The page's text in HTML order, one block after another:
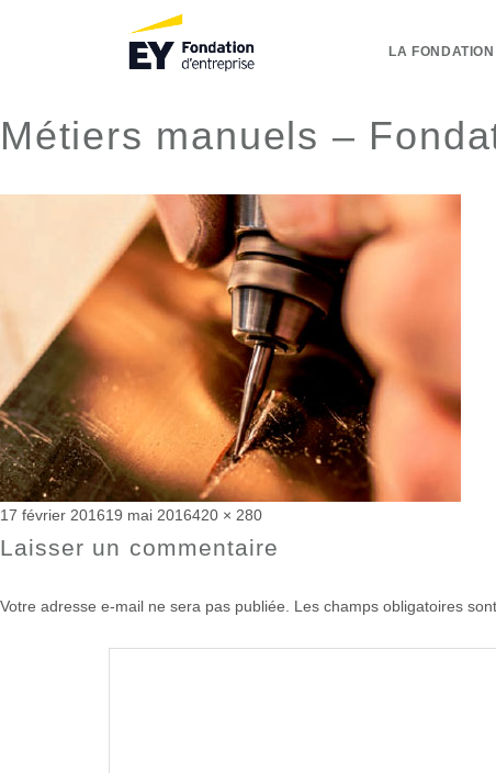
LA
Métiers manuels –
Publié
le
17 février 201619 mai 2016Taille
réelle
420 × 280
Laisser un commentaire
Votre adresse e-mail ne sera pas publiée. Les champs obligatoires